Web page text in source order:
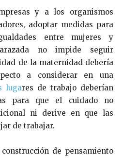
y a los organismos
adoptar medidas para
entre mujeres y
razada no impide seguir
de la maternidad debería
a considerar en una
lugares de trabajo deberían
para que el cuidado no
ni derive en que las
de trabajar.
de pensamiento